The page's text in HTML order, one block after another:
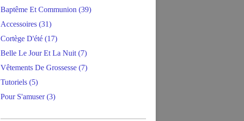
Baptême Et Communion (39)
Accessoires (31)
Cortège D'été (17)
Belle Le Jour Et La Nuit (7)
Vêtements De Grossesse (7)
Tutoriels (5)
Pour S'amuser(3)